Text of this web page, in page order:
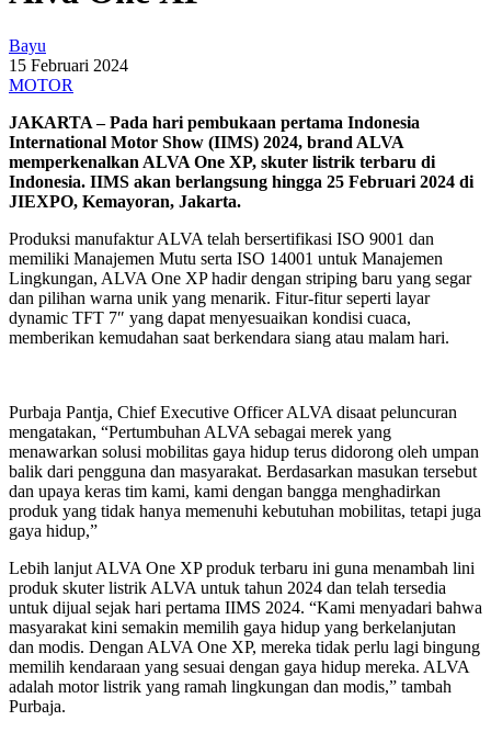
Bayu
15 Februari 2024
MOTOR
JAKARTA – Pada hari pembukaan pertama Indonesia
International Motor Show (IIMS) 2024, brand ALVA
memperkenalkan ALVA One XP, skuter listrik terbaru di
Indonesia. IIMS akan berlangsung hingga 25 Februari 2024 di
JIEXPO, Kemayoran, Jakarta.
Produksi manufaktur ALVA telah bersertifikasi ISO 9001 dan
memiliki Manajemen Mutu serta ISO 14001 untuk Manajemen
Lingkungan, ALVA One XP hadir dengan striping baru yang segar
dan pilihan warna unik yang menarik. Fitur-fitur seperti layar
dynamic TFT 7″ yang dapat menyesuaikan kondisi cuaca,
memberikan kemudahan saat berkendara siang atau malam hari.
Purbaja Pantja, Chief Executive Officer ALVA disaat peluncuran
mengatakan, “Pertumbuhan ALVA sebagai merek yang
menawarkan solusi mobilitas gaya hidup terus didorong oleh umpan
balik dari pengguna dan masyarakat. Berdasarkan masukan tersebut
dan upaya keras tim kami, kami dengan bangga menghadirkan
produk yang tidak hanya memenuhi kebutuhan mobilitas, tetapi juga
gaya hidup,”
Lebih lanjut ALVA One XP produk terbaru ini guna menambah lini
produk skuter listrik ALVA untuk tahun 2024 dan telah tersedia
untuk dijual sejak hari pertama IIMS 2024. “Kami menyadari bahwa
masyarakat kini semakin memilih gaya hidup yang berkelanjutan
dan modis. Dengan ALVA One XP, mereka tidak perlu lagi bingung
memilih kendaraan yang sesuai dengan gaya hidup mereka. ALVA
adalah motor listrik yang ramah lingkungan dan modis,” tambah
Purbaja.